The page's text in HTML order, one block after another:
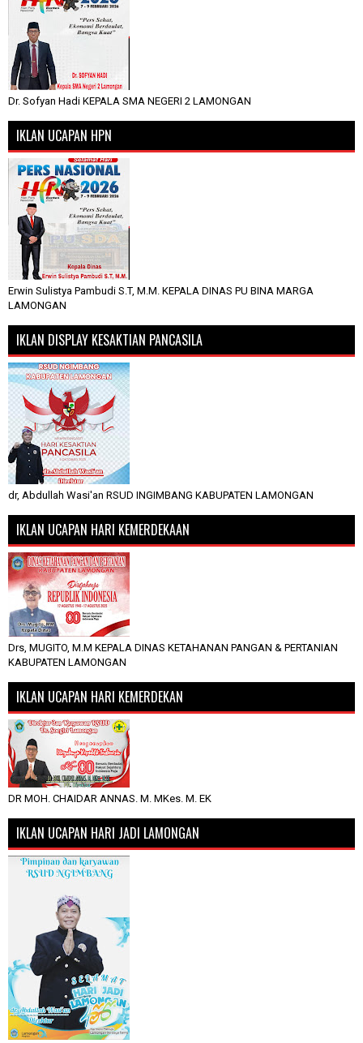
Dr. Sofyan Hadi KEPALA SMA NEGERI 2 LAMONGAN
IKLAN UCAPAN HPN
Erwin Sulistya Pambudi S.T, M.M. KEPALA DINAS PU BINA MARGA
LAMONGAN
IKLAN DISPLAY KESAKTIAN PANCASILA
dr, Abdullah Wasi'an RSUD INGIMBANG KABUPATEN LAMONGAN
IKLAN UCAPAN HARI KEMERDEKAAN
Drs, MUGITO, M.M KEPALA DINAS KETAHANAN PANGAN & PERTANIAN
KABUPATEN LAMONGAN
IKLAN UCAPAN HARI KEMERDEKAN
DR MOH. CHAIDAR ANNAS. M. MKes. M. EK
IKLAN UCAPAN HARI JADI LAMONGAN